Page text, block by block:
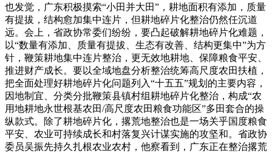
也发觉，广东积极摸索“小田并大田”，耕地面积有添加，质量
有提拔，结构愈加集中连片，但耕地碎片化整治仍然任沉道
远。会上，省政协常委们纷纷，要凸起破解耕地碎片化难题，
以“数量有添加、质量有提拔、生态有改善、结构更集中”为方
针，鞭策耕地集中连片整治，更无效地耕地、保障粮食平安、
推进财产成长。要以全域地盘分析整治统筹高尺度农田扶植，
把全面处理好耕地碎片化问题列入“十五五”规划的主要内容，
因地制宜、分类分批鞭策县镇村组耕地碎片化整治，构成“农
用地耕地永世根基农田/高尺度农田粮食功能区”多田套合的操
纵款式。除了耕地碎片化，撂荒地整治也是一场关乎国度粮食
平安、农业可持续成长和村落复兴计谋实施的攻坚和。省政协
委员吴振先持久扎根农业农村，他察看到，广东正在整治撂荒